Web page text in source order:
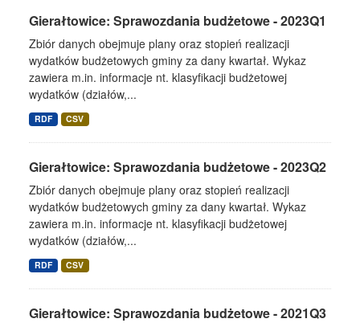
Gierałtowice: Sprawozdania budżetowe - 2023Q1
Zbiór danych obejmuje plany oraz stopień realizacji
wydatków budżetowych gminy za dany kwartał. Wykaz
zawiera m.in. informacje nt. klasyfikacji budżetowej
wydatków (działów,...
RDF CSV
Gierałtowice: Sprawozdania budżetowe - 2023Q2
Zbiór danych obejmuje plany oraz stopień realizacji
wydatków budżetowych gminy za dany kwartał. Wykaz
zawiera m.in. informacje nt. klasyfikacji budżetowej
wydatków (działów,...
RDF CSV
Gierałtowice: Sprawozdania budżetowe - 2021Q3